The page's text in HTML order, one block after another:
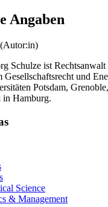
Angaben
Schulze ist
und
Potsdam,
in Hamburg.
Science
& Management